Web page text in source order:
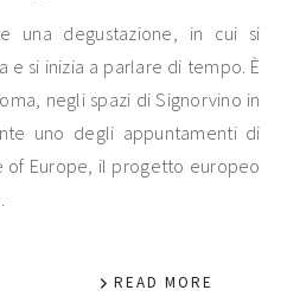
una degustazione, in cui si
si inizia a parlare di tempo. È
negli spazi di Signorvino in
uno degli appuntamenti di
of Europe, il progetto europeo
READ MORE